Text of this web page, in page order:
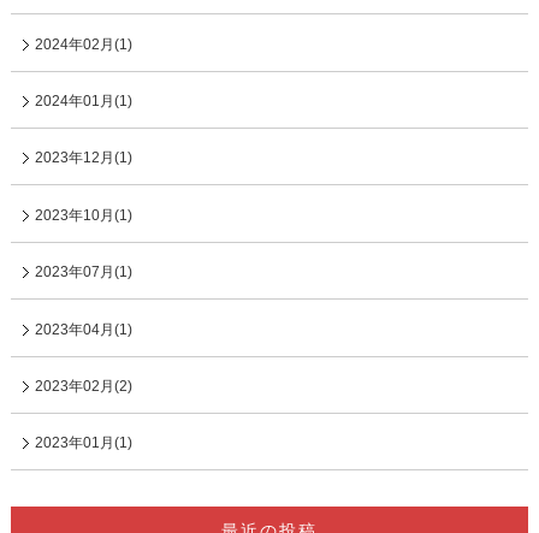
2024年02月(1)
2024年01月(1)
2023年12月(1)
2023年10月(1)
2023年07月(1)
2023年04月(1)
2023年02月(2)
2023年01月(1)